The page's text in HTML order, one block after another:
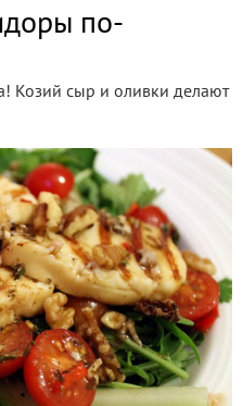
по-
Козий сыр и оливки делают